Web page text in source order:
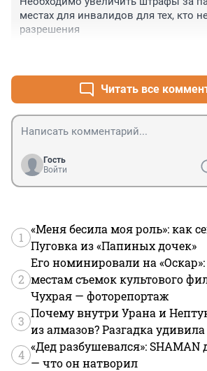
местах для инвалидов для тех, кто
разрешения
Читать все
Гость
Войти
1
«Меня бесила моя роль»: как
Пуговка из «Папиных дочек»
2
Его номинировали на
местам съемок культового
Чухрая — фоторепортаж
3
Почему внутри Урана и
из алмазов? Разгадка
4
«Дед разбушевался»:
— что он натворил